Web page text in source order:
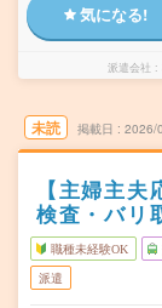
気になる!
派遣会社
未読 掲載日 2026/
【主婦主
検査・バリ
職種未経験OK
派遣